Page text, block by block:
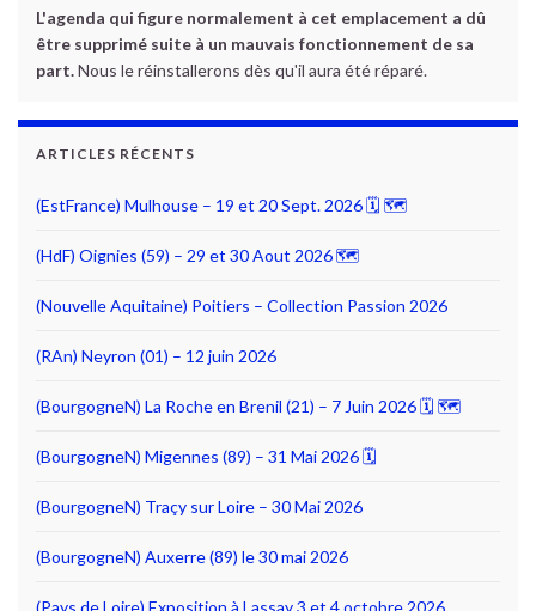
L'agenda qui figure normalement à cet emplacement a dû
être supprimé suite à un mauvais fonctionnement de sa
part.Nous le réinstallerons dès qu'il aura été réparé.
ARTICLES RÉCENTS
(EstFrance) Mulhouse – 19 et 20 Sept. 2026 🗓 🗺
(HdF) Oignies (59) – 29 et 30 Aout 2026 🗺
(Nouvelle Aquitaine) Poitiers – Collection Passion 2026
(RAn) Neyron (01) – 12 juin 2026
(BourgogneN) La Roche en Brenil (21) – 7 Juin 2026 🗓 🗺
(BourgogneN) Migennes (89) – 31 Mai 2026 🗓
(BourgogneN) Traçy sur Loire – 30 Mai 2026
(BourgogneN) Auxerre (89) le 30 mai 2026
(Pays de Loire) Exposition à Lassay 3 et 4 octobre 2026